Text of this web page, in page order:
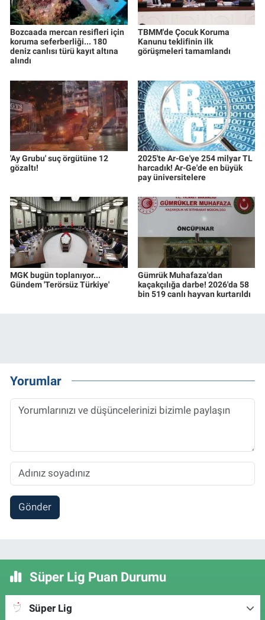
Bozcaada mercan resifleri için
koruma seferberliği... 180
deniz canlısı türü kayıt altına
alındı
TBMM'de Çocuk Koruma
Kanunu teklifinin ilk
görüşmeleri tamamlandı
'Ay Grubu' suç örgütüne 12
gözaltı!
2025'te Ar-Ge'ye 254 milyar TL
harcadık! Ar-Ge'de en büyük
pay üniversitelere
MGK bugün toplanıyor...
Gündem 'Terörsüz Türkiye'
Gümrük Muhafaza'dan
kaçakçılığa darbe! 2026'da 58
bin 519 canlı hayvan kurtarıldı
Yorumlar
Gönder
Süper Lig Puan Durumu
Süper Lig